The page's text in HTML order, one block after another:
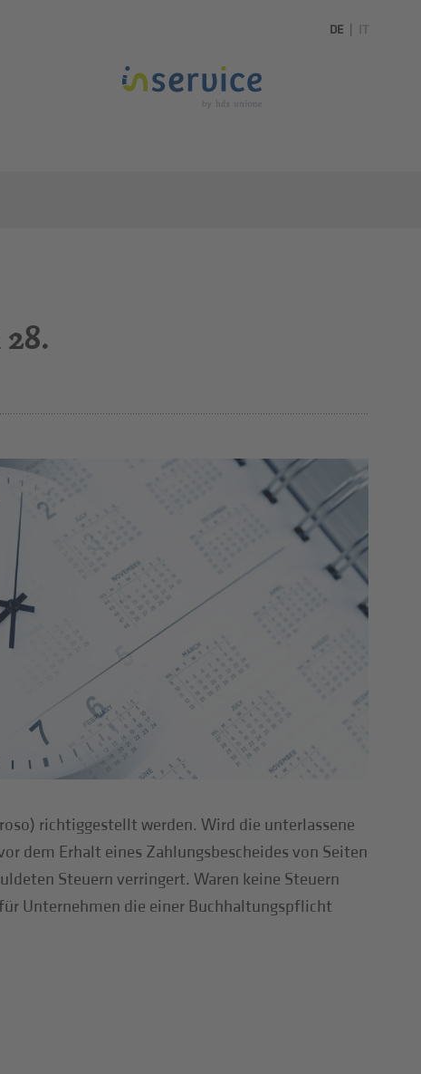
DE IT
richtiggestellt werden. Wird die unterlassene
dem Erhalt eines Zahlungsbescheides von Seiten
Steuern verringert. Waren keine Steuern
Unternehmen die einer Buchhaltungspflicht